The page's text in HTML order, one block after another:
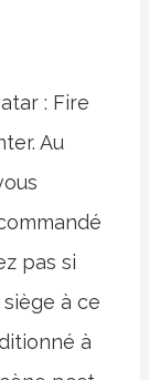
: Fire
Au
pas si
à ce
à